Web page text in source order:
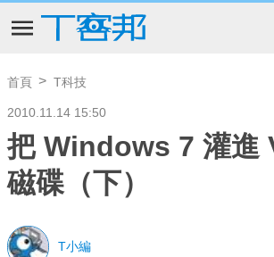
首頁 T科技
2010.11.14 15:50
把 Windows 7 灌進
磁碟（下）
T小編